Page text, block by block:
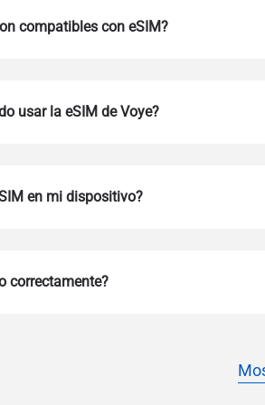
compatibles con eSIM?
usar la eSIM de Voye?
en mi dispositivo?
correctamente?
To get your eSIM, start by
without needing a physical SIM
o continúa